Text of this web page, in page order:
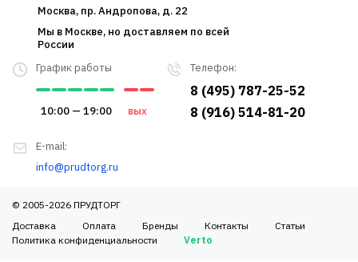
Телефон:
8 (495) 787-25-52
8 (916) 514-81-20
График работы
10:00 — 19:00 вых
E-mail:
info@prudtorg.ru
Москва, пр. Андропова, д. 22
Мы в Москве, но доставляем по всей
России
© 2005-2026 ПРУДТОРГ
Доставка
Оплата Бренды Контакты
Статьи
Политика конфиденциальности
Verto